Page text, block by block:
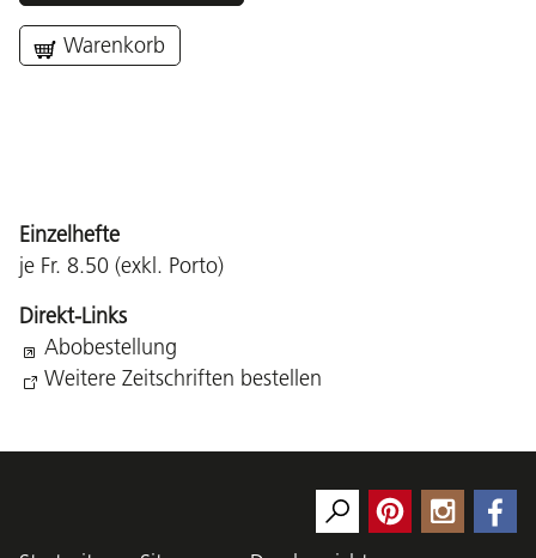
Warenkorb
Einzelhefte
je Fr. 8.50 (exkl. Porto)
Direkt-Links
Abobestellung
Weitere Zeitschriften bestellen